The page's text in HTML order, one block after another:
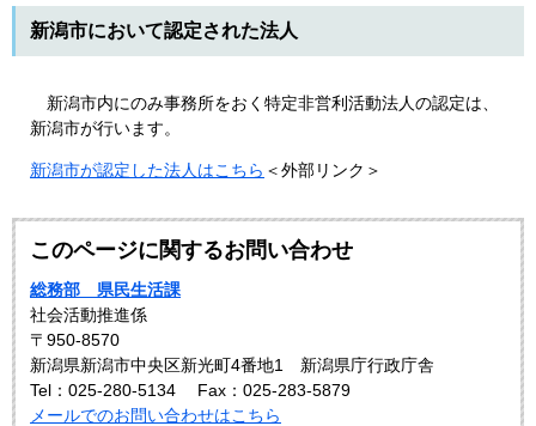
新潟市において認定された法人
新潟市内にのみ事務所をおく特定非営利活動法人の認定は、
新潟市が行います。
新潟市が認定した法人はこちら ＜外部リンク＞
このページに関するお問い合わせ
総務部 県民生活課
社会活動推進係
〒950-8570
新潟県新潟市中央区新光町4番地1 新潟県庁行政庁舎
Tel：025-280-5134
Fax：025-283-5879
メールでのお問い合わせはこちら